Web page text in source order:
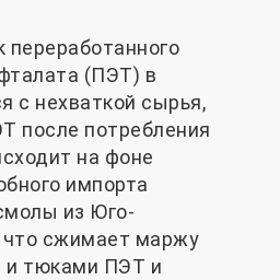
переработанного
(ПЭТ) в
с нехваткой сырья,
после потребления
на фоне
импорта
из Юго-
что сжимает маржу
и тюками ПЭТ и